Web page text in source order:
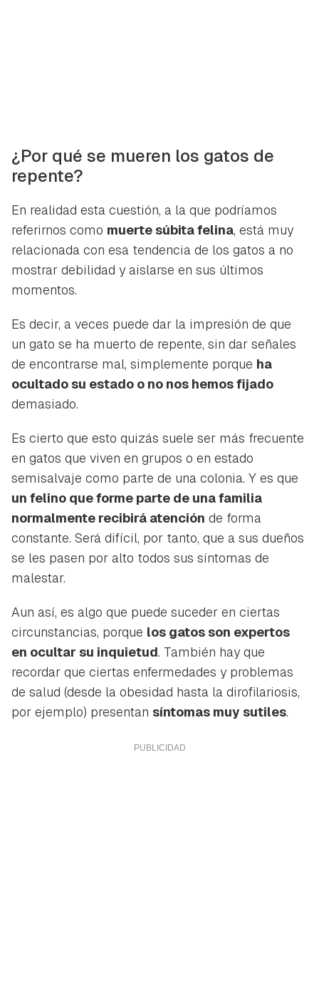
¿Por qué se mueren los gatos de
repente?
En realidad esta cuestión, a la que podríamos
referirnos como muerte súbita felina, está muy
relacionada con esa tendencia de los gatos a no
mostrar debilidad y aislarse en sus últimos
momentos.
Es decir, a veces puede dar la impresión de que
un gato se ha muerto de repente, sin dar señales
de encontrarse mal, simplemente porque ha
ocultado su estado o no nos hemos fijado
demasiado.
Es cierto que esto quizás suele ser más frecuente
en gatos que viven en grupos o en estado
semisalvaje como parte de una colonia. Y es que
un felino que forme parte de una familia
normalmente recibirá atención de forma
constante. Será difícil, por tanto, que a sus dueños
se les pasen por alto todos sus síntomas de
malestar.
Aun así, es algo que puede suceder en ciertas
circunstancias, porque los gatos son expertos
en ocultar su inquietud. También hay que
recordar que ciertas enfermedades y problemas
de salud (desde la obesidad hasta la dirofilariosis,
por ejemplo) presentan síntomas muy sutiles.